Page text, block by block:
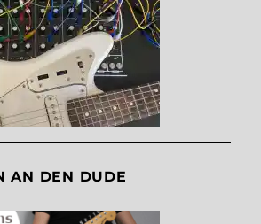
AN DEN DUDE